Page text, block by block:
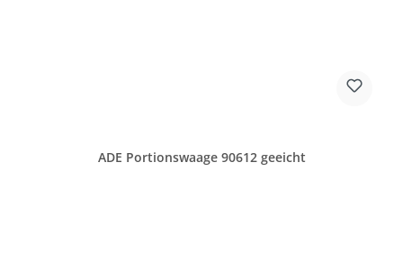
ADE Portionswaage 90612 geeicht